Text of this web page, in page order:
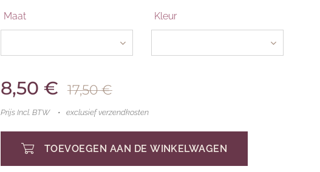
Maat Kleur
8,50 € 17,50€
Prijs Incl. BTW exclusief verzendkosten
TOEVOEGEN AAN DE WINKELWAGEN